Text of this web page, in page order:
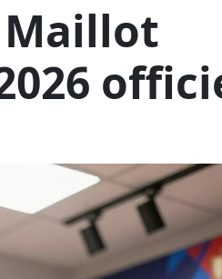
Maillot